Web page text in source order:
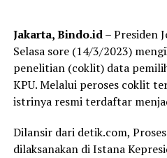
Jakarta, Bindo.id– Presiden
Selasa sore (14/3/2023)
penelitian (coklit) data
KPU. Melalui peroses coklit
istrinya resmi terdaftar
Dilansir dari detik.com,
dilaksanakan di Istana